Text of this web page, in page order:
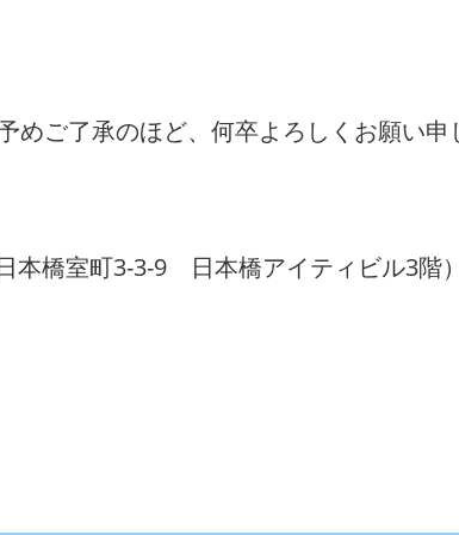
ご了承のほど、何卒よろしくお願い申
本橋室町3-3-9 日本橋アイティビル3階）